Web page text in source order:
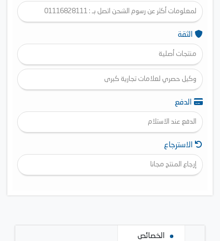
لمعلومات أكثر عن رسوم الشحن اتصل بـ : 01116828111
الثقة
منتجات أصلية
وكيل حصري لعلامات تجارية كبرى
الدفع
الدفع عند الاستلام
الاسترجاع
إرجاع المنتج مجانا
الخصائص